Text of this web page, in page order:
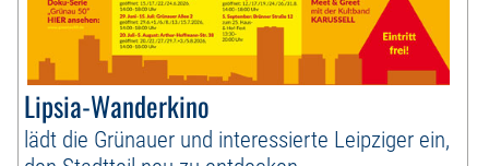
Lipsia-Wanderkino
lädt die Grünauer und interessierte Leipziger ein,